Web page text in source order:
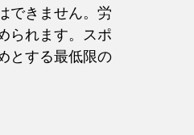
できません。労
られます。スポ
とする最低限の